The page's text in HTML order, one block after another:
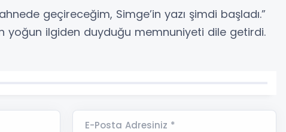
geçireceğim, Simge’in yazı şimdi başladı.”
yoğun ilgiden duyduğu memnuniyeti dile getirdi.
E-Posta Adresiniz *